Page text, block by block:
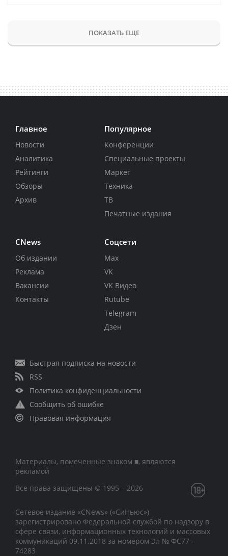
ПОКАЗАТЬ ЕЩЕ
Главное
Новости
Аналитика
Рейтинги
Обзоры
Архив
Популярное
Конференции
Специальные проекты
Маркет
Техника
ТВ
Печатные издания
CNews
Об издании
Реклама
Вакансии
Контакты
Соцсети
Max
VK
VK Видео
Rutube
Telegram
Дзен
Быстрая подписка на новости
RSS
Политика конфиденциальности
Сообщить об ошибке
Правовая информация
Материалы, помеченные знаком ■, являются
рекламой
Все права защищены © 1995 – 2026
Сетевое издание «CNews» («СиНьюс»)
зарегистрировано Федеральной службой по надзору в
сфере связи, информационных технологий и массовых
коммуникаций 09.11.2018 за номером Эл № ФС77 –
74283